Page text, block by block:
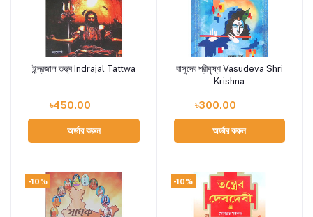
Add to cart
ইন্দ্রজাল তত্ত্ব Indrajal Tattwa
৳450.00
অর্ডার করুন
Add to cart
বাসুদেব শ্রীকৃষ্ণ Vasudeva Shri
Krishna
৳300.00
অর্ডার করুন
-10% -10%